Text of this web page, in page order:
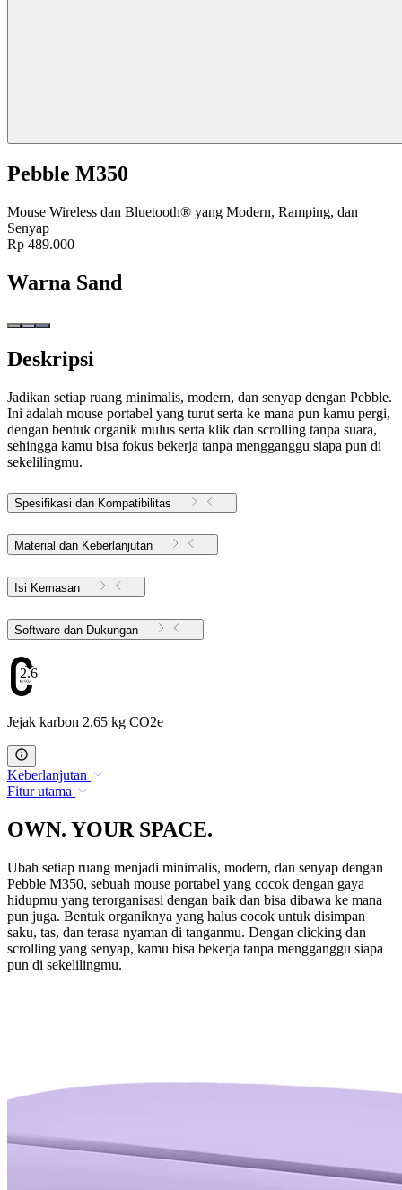
Pebble M350
Mouse Wireless dan Bluetooth® yang Modern, Ramping, dan
Senyap
Rp 489.000
Warna Sand
Deskripsi
Jadikan setiap ruang minimalis, modern, dan senyap dengan Pebble.
Ini adalah mouse portabel yang turut serta ke mana pun kamu pergi,
dengan bentuk organik mulus serta klik dan scrolling tanpa suara,
sehingga kamu bisa fokus bekerja tanpa mengganggu siapa pun di
sekelilingmu.
Spesifikasi dan Kompatibilitas
Material dan Keberlanjutan
Isi Kemasan
Software dan Dukungan
2.65
Jejak karbon 2.65 kg CO2e
Keberlanjutan
Fitur utama
OWN. YOUR SPACE.
Ubah setiap ruang menjadi minimalis, modern, dan senyap dengan
Pebble M350, sebuah mouse portabel yang cocok dengan gaya
hidupmu yang terorganisasi dengan baik dan bisa dibawa ke mana
pun juga. Bentuk organiknya yang halus cocok untuk disimpan
saku, tas, dan terasa nyaman di tanganmu. Dengan clicking dan
scrolling yang senyap, kamu bisa bekerja tanpa mengganggu siapa
pun di sekelilingmu.